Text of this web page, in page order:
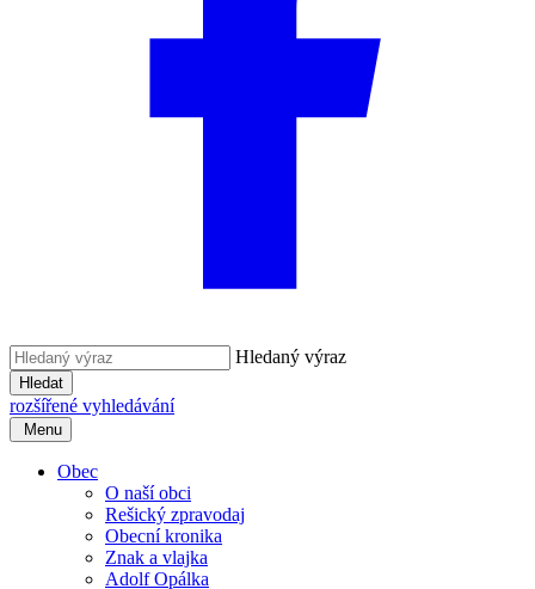
Hledaný výraz
Hledat
rozšířené vyhledávání
Menu
Obec
O naší obci
Rešický zpravodaj
Obecní kronika
Znak a vlajka
Adolf Opálka